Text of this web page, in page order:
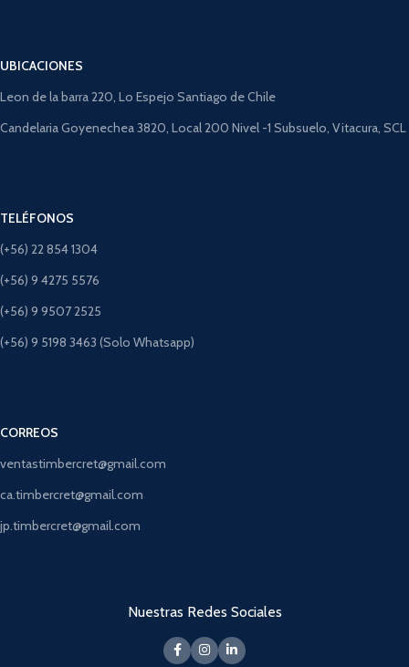
UBICACIONES
Leon de la barra 220, Lo Espejo Santiago de Chile
Candelaria Goyenechea 3820, Local 200 Nivel -1 Subsuelo, Vitacura, SCL
TELÉFONOS
(+56) 22 854 1304
(+56) 9 4275 5576
(+56) 9 9507 2525
(+56) 9 5198 3463 (Solo Whatsapp)
CORREOS
ventastimbercret@gmail.com
ca.timbercret@gmail.com
jp.timbercret@gmail.com
Nuestras Redes Sociales